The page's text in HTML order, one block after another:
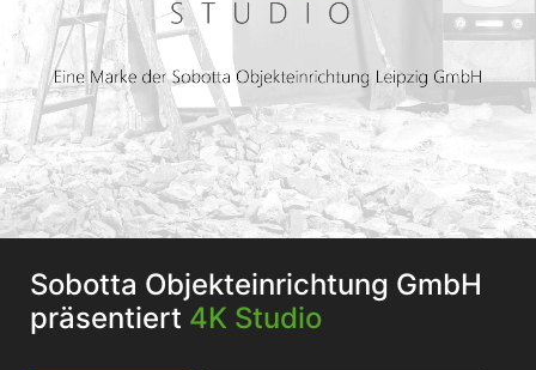
Sobotta Objekteinrichtung GmbH
präsentiert 4K Studio
abdeckt und gleichzeitig eine einheitliche
Linie bildet. Die Herausforderung
bestand darin, die Produkte der mehr als
20 verwendeten Hersteller zu
harmonisieren sowie die logistische
Aufgabe zu meistern, d.h. die Lieferung
und Montage in der richtigen
Reihenfolge unter Beachtung des wie
immer knapp-kalkulierten
Fertigstellungstermins zu koordinieren.
Das Ergebnis kann sich sehen lassen.
Schauen Sie es sich an! Planung